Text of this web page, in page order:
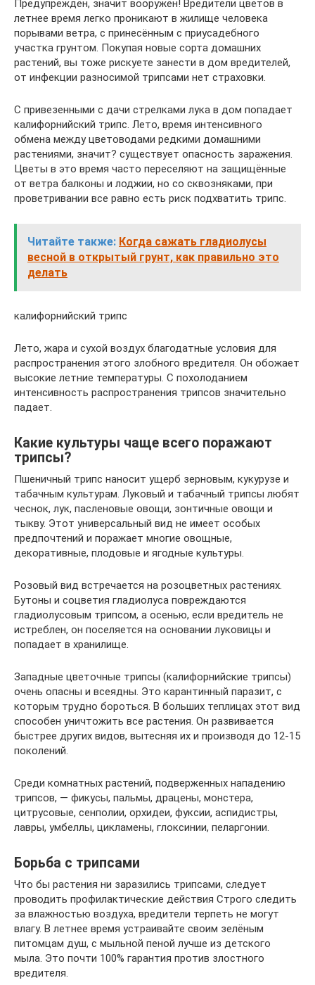
Предупреждён, значит вооружён! Вредители цветов в
летнее время легко проникают в жилище человека
порывами ветра, с принесённым с приусадебного
участка грунтом. Покупая новые сорта домашних
растений, вы тоже рискуете занести в дом вредителей,
от инфекции разносимой трипсами нет страховки.
С привезенными с дачи стрелками лука в дом попадает
калифорнийский трипс. Лето, время интенсивного
обмена между цветоводами редкими домашними
растениями, значит? существует опасность заражения.
Цветы в это время часто переселяют на защищённые
от ветра балконы и лоджии, но со сквозняками, при
проветривании все равно есть риск подхватить трипс.
Читайте также: Когда сажать гладиолусы
весной в открытый грунт, как правильно это
делать
калифорнийский трипс
Лето, жара и сухой воздух благодатные условия для
распространения этого злобного вредителя. Он обожает
высокие летние температуры. С похолоданием
интенсивность распространения трипсов значительно
падает.
Какие культуры чаще всего поражают
трипсы?
Пшеничный трипс наносит ущерб зерновым, кукурузе и
табачным культурам. Луковый и табачный трипсы любят
чеснок, лук, пасленовые овощи, зонтичные овощи и
тыкву. Этот универсальный вид не имеет особых
предпочтений и поражает многие овощные,
декоративные, плодовые и ягодные культуры.
Розовый вид встречается на розоцветных растениях.
Бутоны и соцветия гладиолуса повреждаются
гладиолусовым трипсом, а осенью, если вредитель не
истреблен, он поселяется на основании луковицы и
попадает в хранилище.
Западные цветочные трипсы (калифорнийские трипсы)
очень опасны и всеядны. Это карантинный паразит, с
которым трудно бороться. В больших теплицах этот вид
способен уничтожить все растения. Он развивается
быстрее других видов, вытесняя их и производя до 12-15
поколений.
Среди комнатных растений, подверженных нападению
трипсов, — фикусы, пальмы, драцены, монстера,
цитрусовые, сенполии, орхидеи, фуксии, аспидистры,
лавры, умбеллы, цикламены, глоксинии, пеларгонии.
Борьба с трипсами
Что бы растения ни заразились трипсами, следует
проводить профилактические действия Строго следить
за влажностью воздуха, вредители терпеть не могут
влагу. В летнее время устраивайте своим зелёным
питомцам душ, с мыльной пеной лучше из детского
мыла. Это почти 100% гарантия против злостного
вредителя.